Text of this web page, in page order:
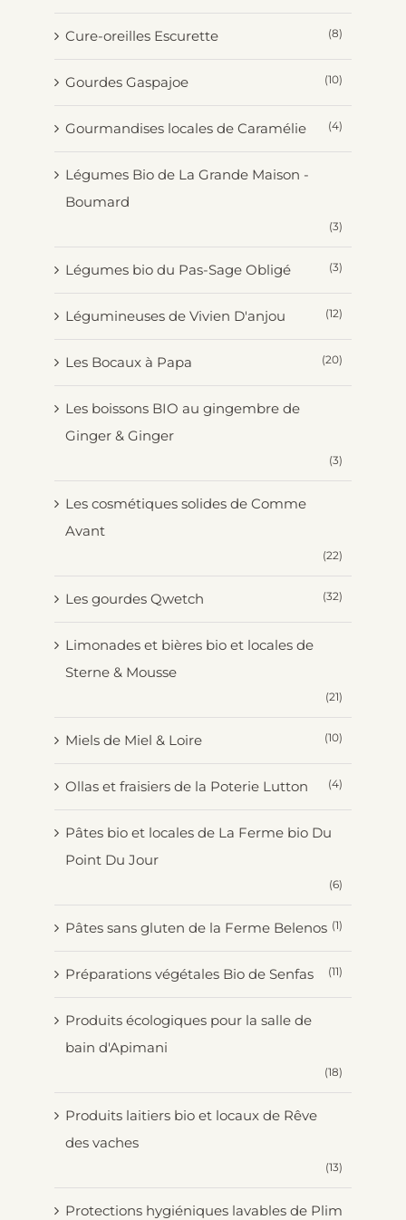
Cure-oreilles Escurette (8)
Gourdes Gaspajoe (10)
Gourmandises locales de Caramélie (4)
Légumes Bio de La Grande Maison -
Boumard
(3)
Légumes bio du Pas-Sage Obligé (3)
Légumineuses de Vivien D'anjou (12)
Les Bocaux à Papa (20)
Les boissons BIO au gingembre de
Ginger & Ginger
(3)
Les cosmétiques solides de Comme
Avant
(22)
Les gourdes Qwetch (32)
Limonades et bières bio et locales de
Sterne & Mousse
(21)
Miels de Miel & Loire (10)
Ollas et fraisiers de la Poterie Lutton (4)
Pâtes bio et locales de La Ferme bio Du
Point Du Jour
(6)
Pâtes sans gluten de la Ferme Belenos (1)
Préparations végétales Bio de Senfas (11)
Produits écologiques pour la salle de
bain d'Apimani
(18)
Produits laitiers bio et locaux de Rêve
des vaches
(13)
Protections hygiéniques lavables de Plim